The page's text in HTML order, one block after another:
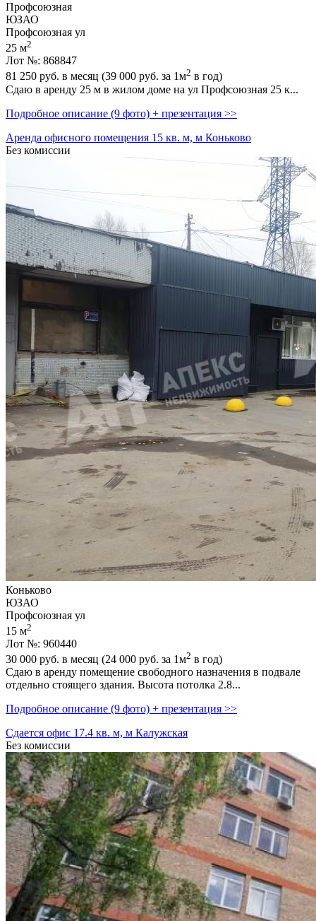
Профсоюзная
ЮЗАО
Профсоюзная ул
25 м2
Лот №: 868847
81 250 руб. в месяц (39 000 руб. за 1м2 в год)
Сдаю в аренду 25 м в жилом доме на ул Профсоюзная 25 к...
Подробное описание (9 фото) + презентация >>
Аренда офисного помещения 15 кв. м, м Коньково
Без комиссии
Коньково
ЮЗАО
Профсоюзная ул
15 м2
Лот №: 960440
30 000 руб. в месяц (24 000 руб. за 1м2 в год)
Сдаю в аренду помещение свободного назначения в подвале
отдельно стоящего здания. Высота потолка 2.8...
Подробное описание (9 фото) + презентация >>
Сдается офис 17.4 кв. м, м Калужская
Без комиссии